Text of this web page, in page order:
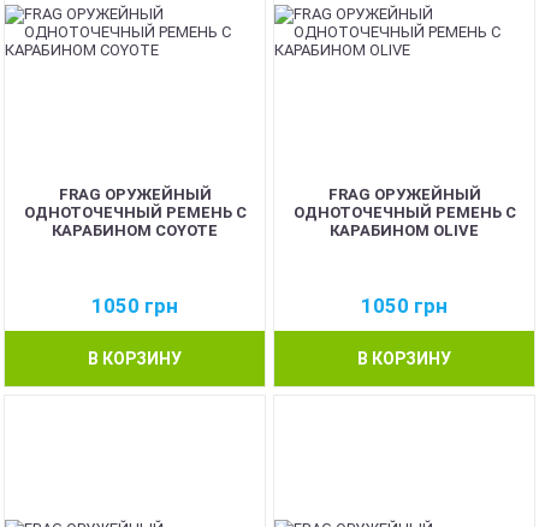
FRAG ОРУЖЕЙНЫЙ
ОДНОТОЧЕЧНЫЙ РЕМЕНЬ С
КАРАБИНОМ COYOTE
1050 грн
В КОРЗИНУ
FRAG ОРУЖЕЙНЫЙ
ОДНОТОЧЕЧНЫЙ РЕМЕНЬ С
КАРАБИНОМ OLIVE
1050 грн
В КОРЗИНУ